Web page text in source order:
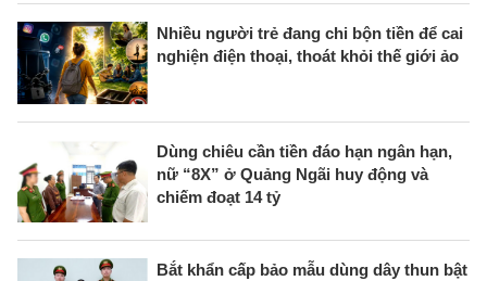
Nhiều người trẻ đang chi bộn tiền để cai
nghiện điện thoại, thoát khỏi thế giới ảo
Dùng chiêu cần tiền đáo hạn ngân hạn,
nữ “8X” ở Quảng Ngãi huy động và
chiếm đoạt 14 tỷ
Bắt khẩn cấp bảo mẫu dùng dây thun bật